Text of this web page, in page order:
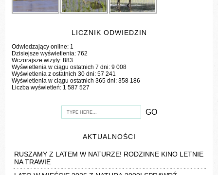
LICZNIK ODWIEDZIN
Odwiedzający online: 1
Dzisiejsze wyświetlenia:762
Wczorajsze wizyty:883
Wyświetlenia w ciągu ostatnich 7 dni:9 008
Wyświetlenia z ostatnich 30 dni:57 241
Wyświetlenia w ciągu ostatnich 365 dni:358 186
Liczba wyświetleń: 1 587 527
AKTUALNOŚCI
RUSZAMY Z LATEM W NATURZE! RODZINNE KINO LETNIE
NA TRAWIE